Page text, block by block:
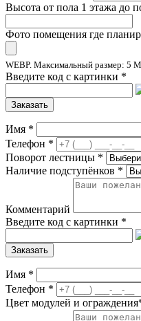
Высота от пола 1 этажа до
Фото помещения где
WEBP. Максимальный размер: 5
Введите код с картинки *
Заказать
Имя *
Телефон *
Поворот лестницы *
Наличие подступёнков *
Комментарий
Введите код с картинки *
Заказать
Имя *
Телефон *
Цвет модулей и ограждения